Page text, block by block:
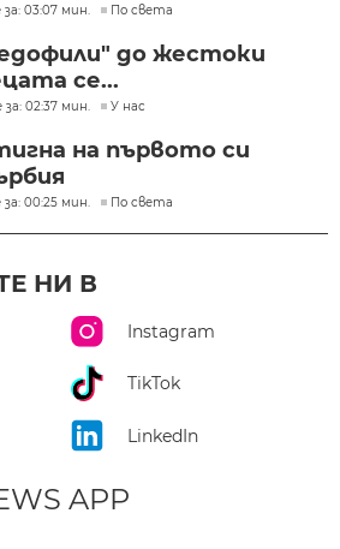
03:07 мин. По света
до жестоки
се...
02:37 мин. У нас
на първото си
00:25 мин. По света
НИ В
Instagram
TikTok
LinkedIn
APP